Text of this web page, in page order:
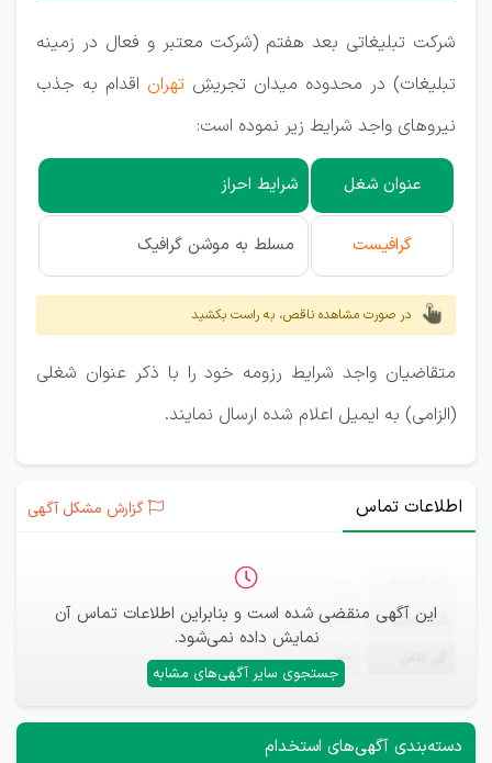
شرکت تبلیغاتی بعد هفتم (شرکت معتبر و فعال در زمینه
تبلیغات) در محدوده میدان تجریشِ تهران اقدام به جذب
نیروهای واجد شرایط زیر نموده است:
عنوان شغل شرایط احراز
گرافیست مسلط به موشن گرافیک
در صورت مشاهده ناقص، به راست بکشید
متقاضیان واجد شرایط رزومه خود را با ذکر عنوان شغلی
(الزامی) به ایمیل اعلام شده ارسال نمایند.
اطلاعات تماس گزارش مشکل آگهی
این آگهی منقضی شده است و بنابراین اطلاعات تماس آن
نمایش داده نمی‌شود.
جستجوی سایر آگهی‌های مشابه
ایمیل —
—
دسته‌بندی آگهی‌های استخدام